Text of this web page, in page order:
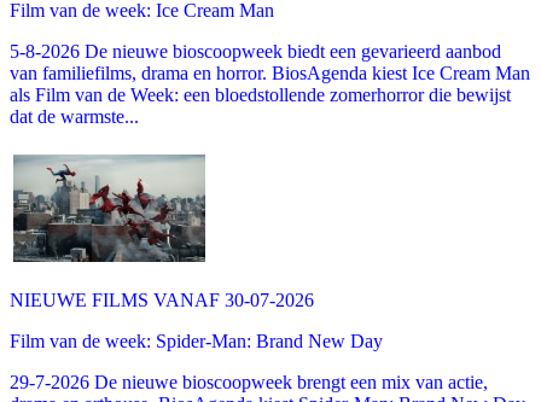
Film van de week: Ice Cream Man
5-8-2026 De nieuwe bioscoopweek biedt een gevarieerd aanbod
van familiefilms, drama en horror. BiosAgenda kiest Ice Cream Man
als Film van de Week: een bloedstollende zomerhorror die bewijst
dat de warmste...
NIEUWE FILMS VANAF 30-07-2026
Film van de week: Spider-Man: Brand New Day
29-7-2026 De nieuwe bioscoopweek brengt een mix van actie,